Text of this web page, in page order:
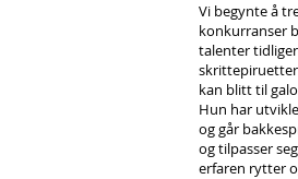
Vi begynte å
konkurranser
talenter
skrittepiruetter
kan blitt til
Hun har
og går
og tilpasser
erfaren rytter